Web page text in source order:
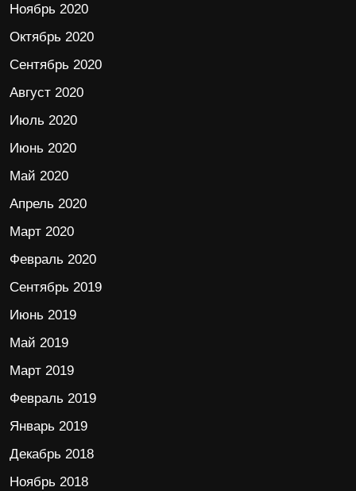
Ноябрь 2020
Октябрь 2020
Сентябрь 2020
Август 2020
Июль 2020
Июнь 2020
Май 2020
Апрель 2020
Март 2020
Февраль 2020
Сентябрь 2019
Июнь 2019
Май 2019
Март 2019
Февраль 2019
Январь 2019
Декабрь 2018
Ноябрь 2018